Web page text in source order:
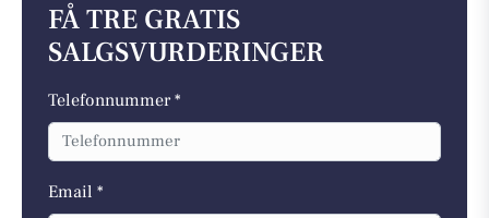
FÅ TRE GRATIS
SALGSVURDERINGER
Telefonnummer *
Email *